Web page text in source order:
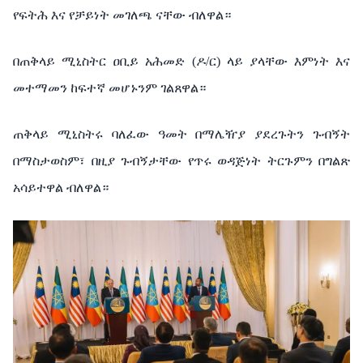
የፍትሕ እና የቻይነት መገለጫ ናቸው ብለዋል።
በጠቅላይ ሚኒስትር ዐቢይ አሕመድ (ዶ/ር) ላይ ያላቸው እምነት እና
መተማመን ከፍተኛ መሆኑንም ገልጸዋል።
ጠቅላይ ሚኒስትሩ ባለፈው ዓመት በማሌዥያ ያደረጉትን
ጉብኝት
በማስታወስም፣ በዚያ ጉብኝታቸው የጥሩ ወዳጅነት ትርጉምን በግልጽ
አሳይተዋል ብለዋል።